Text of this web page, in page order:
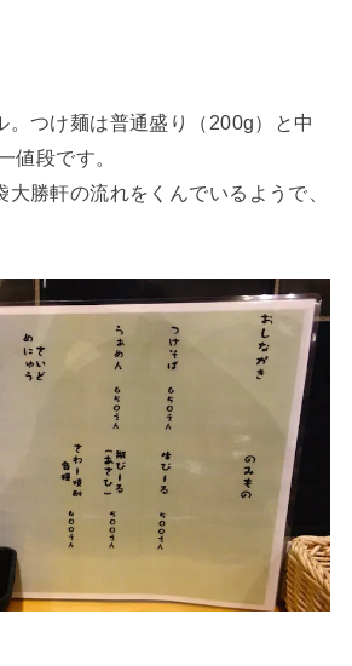
。つけ麺は普通盛り（200g）と中
値段です。
大勝軒の流れをくんでいるようで、